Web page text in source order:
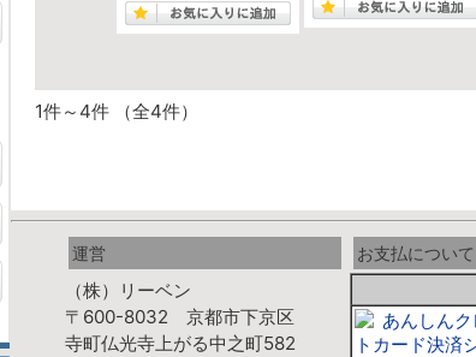
1件～4件 （全4件）
運営
（株）リーベン
〒600-8032 京都市下京区
寺町仏光寺上がる中之町582
お支払について